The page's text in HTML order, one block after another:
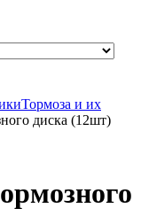
Тормоза и их
диска (12шт)